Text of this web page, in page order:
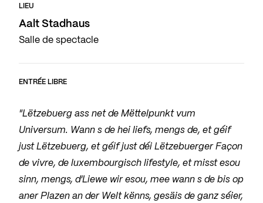
LIEU
Aalt Stadhaus
Salle de spectacle
ENTRÉE LIBRE
"Lëtzebuerg ass net de Mëttelpunkt vum
Universum. Wann s de hei liefs, mengs de, et géif
just Lëtzebuerg, et géif just déi Lëtzebuerger Façon
de vivre, de luxembourgisch lifestyle, et misst esou
sinn, mengs, d'Liewe wir esou, mee wann s de bis op
aner Plazen an der Welt kënns, gesäis de ganz séier,